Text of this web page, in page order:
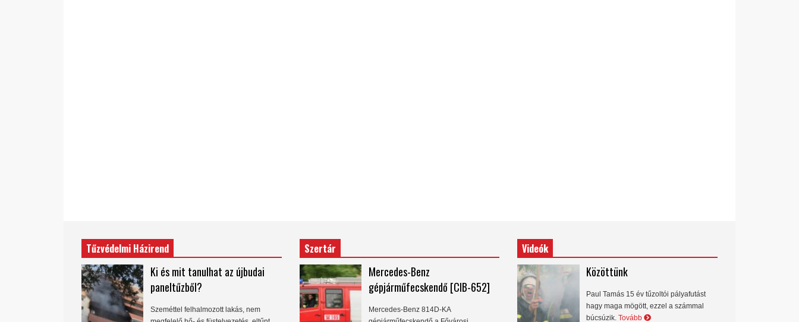
Tűzvédelmi Házirend
Ki és mit tanulhat az újbudai
paneltűzből?
Szeméttel felhalmozott lakás, nem
Szertár
Mercedes-Benz
gépjárműfecskendő [CIB-652]
Mercedes-Benz 814D-KA
Videók
Közöttünk
Paul Tamás 15 év tűzoltói pályafutást
hagy maga mögött, ezzel a számmal
búcsúzik. Tovább